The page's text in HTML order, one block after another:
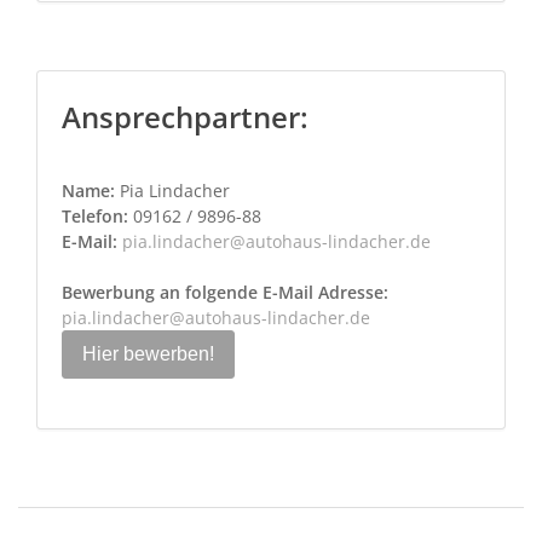
Ansprechpartner:
Name: Pia Lindacher
Telefon: 09162 / 9896-88
E-Mail: pia.lindacher@autohaus-lindacher.de
Bewerbung an folgende E-Mail Adresse:
pia.lindacher@autohaus-lindacher.de
Hier bewerben!